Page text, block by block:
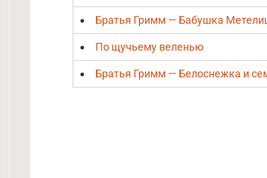
Братья Гримм — Бабушка
По щучьему веленью
Братья Гримм — Белоснежка и